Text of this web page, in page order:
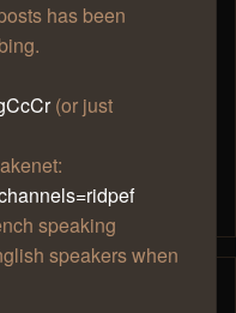
has been
(or just
speaking
speakers when
rapides
dites moi